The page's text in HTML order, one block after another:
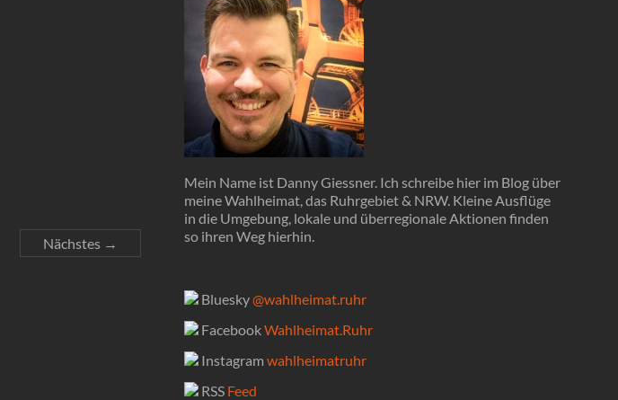
Nächstes →
Mein Name ist Danny Giessner. Ich schreibe hier im Blog über
meine Wahlheimat, das Ruhrgebiet & NRW. Kleine Ausflüge
in die Umgebung, lokale und überregionale Aktionen finden
so ihren Weg hierhin.
Bluesky@wahlheimat.ruhr
FacebookWahlheimat.Ruhr
Instagram wahlheimatruhr
RSS Feed